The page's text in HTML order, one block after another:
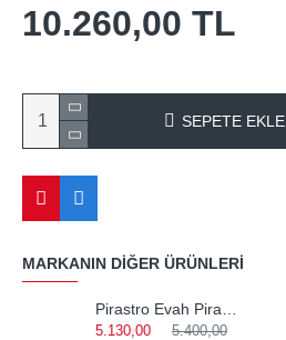
10.260,00 TL
SEPETE EKLE
MARKANIN DIĞER ÜRÜNLERI
5.130,00
5.400,00